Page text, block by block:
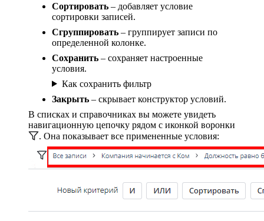
Сортировать – добавляет условие
сортировки записей.
Сгруппировать – группирует записи по
определенной колонке.
Сохранить – сохраняет настроенные
условия.
Как сохранить фильтр
Закрыть – скрывает конструктор условий.
В списках и справочниках вы можете увидеть
навигационную цепочку рядом с иконкой воронки
. Она показывает все примененные условия: